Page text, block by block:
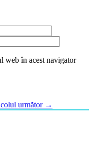
web în acest navigator
următor →